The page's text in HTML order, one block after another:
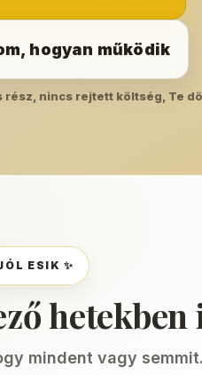
hogyan működik
rész, nincs rejtett költség, Te
ESIK ✨
hetekben
mindent vagy